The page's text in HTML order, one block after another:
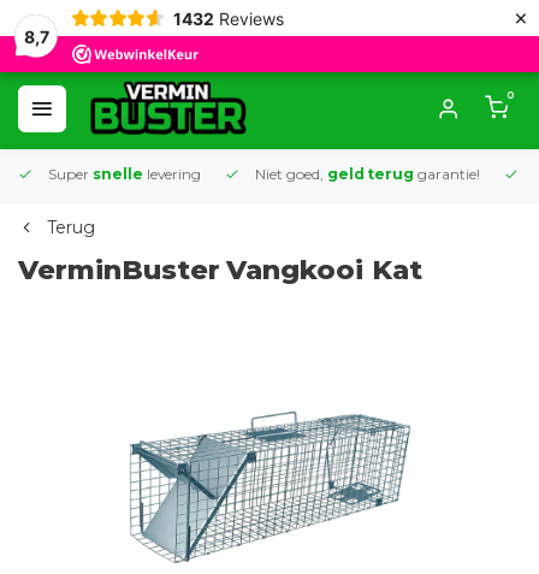
8,7
1432 Reviews ×
0
Super snelle levering Niet goed, geld terug garantie!
Terug
VerminBuster Vangkooi Kat